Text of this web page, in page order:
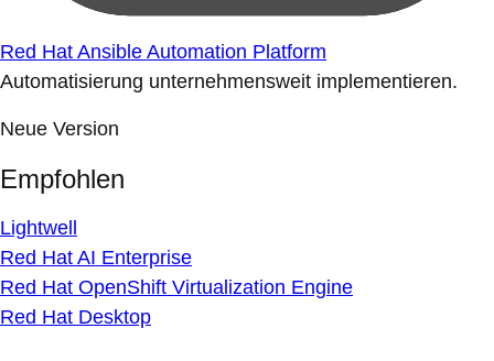
Red Hat Ansible Automation Platform
Automatisierung unternehmensweit implementieren.
Neue Version
Empfohlen
Lightwell
Red Hat AI Enterprise
Red Hat OpenShift Virtualization Engine
Red Hat Desktop